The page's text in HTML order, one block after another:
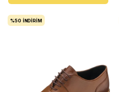
%50 İNDIRIM